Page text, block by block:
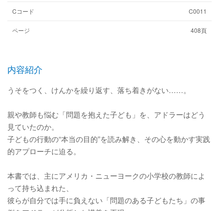
Cコード C0011
ページ 408頁
内容紹介
うそをつく、けんかを繰り返す、落ち着きがない……。
親や教師も悩む「問題を抱えた子ども」を、アドラーはどう
見ていたのか。
子どもの行動の“本当の目的”を読み解き、その心を動かす実践
的アプローチに迫る。
本書では、主にアメリカ・ニューヨークの小学校の教師によ
って持ち込まれた、
彼らが自分では手に負えない「問題のある子どもたち」の事